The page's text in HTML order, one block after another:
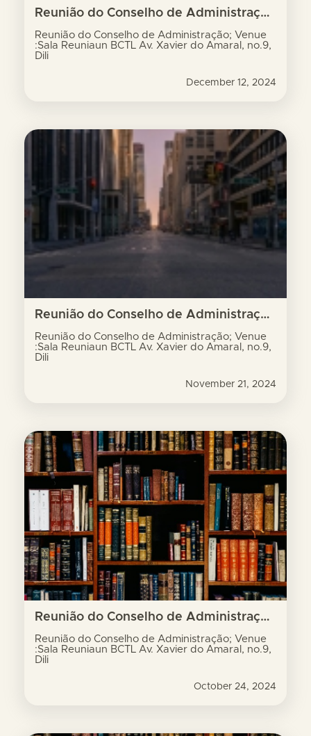
Reunião do Conselho de Administração; Venue :Sala Reuniaun BCTL Av. Xavier do Amaral, no.9, Dili
Reunião do Conselho de Administração; Venue
:Sala Reuniaun BCTL Av. Xavier do Amaral, no.9,
Dili
December 12, 2024
Reunião do Conselho de Administração; Venue :Sala Reuniaun BCTL Av. Xavier do Amaral, no.9, Dili
Reunião do Conselho de Administração; Venue
:Sala Reuniaun BCTL Av. Xavier do Amaral, no.9,
Dili
November 21, 2024
Reunião do Conselho de Administração; Venue :Sala Reuniaun BCTL Av. Xavier do Amaral, no.9, Dili
Reunião do Conselho de Administração; Venue
:Sala Reuniaun BCTL Av. Xavier do Amaral, no.9,
Dili
October 24, 2024